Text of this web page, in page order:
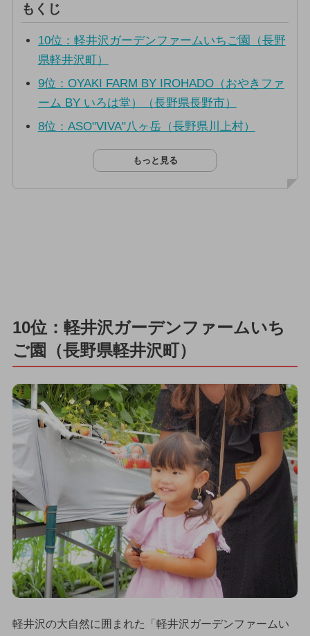
もくじ
10位：軽井沢ガーデンファームいちご園（長野
県軽井沢町）
9位：OYAKI FARM BY IROHADO（おやきファ
ーム BY いろは堂）（長野県長野市）
8位：ASO"VIVA"八ヶ岳（長野県川上村）
もっと見る
10位：軽井沢ガーデンファームいち
ご園（長野県軽井沢町）
軽井沢の大自然に囲まれた「軽井沢ガーデンファームい